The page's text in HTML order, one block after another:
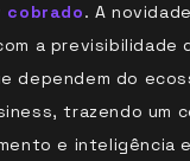
cobrado. A
a previsibilidade
dependem do
trazendo um
e inteligência